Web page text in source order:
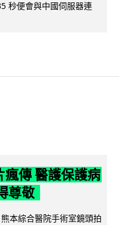
秒便會與中國伺服器連
瘋傳 醫護保護病
尊敬
本綜合醫院手術室鏡頭拍